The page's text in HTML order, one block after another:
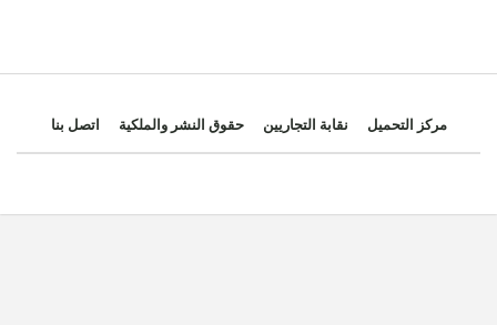
مركز التحميل نقابة التجاريين حقوق النشر والملكية اتصل بنا